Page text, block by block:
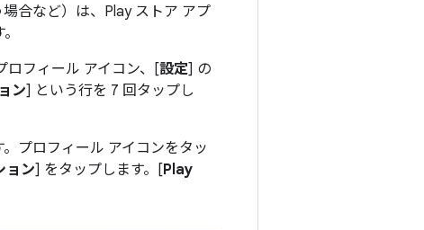
合など）は、Play ストア アプ
ロフィール アイコン、[設定] の
ン] という行を 7 回タップし
プロフィール アイコンをタッ
ョン] をタップします。[Play